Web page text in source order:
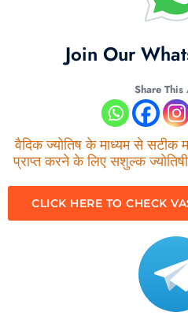
Join Our
Share
वैदिक ज्योतिष के माध्यम से सटीक
प्राप्त करने के लिए सशुल्क
CLICK HERE TO CHECK